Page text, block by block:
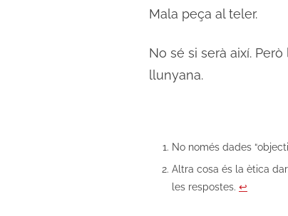
Mala peça al teler.
No sé si serà així.
llunyana.
No només dades
Altra cosa és la ètica
les respostes. ↩︎